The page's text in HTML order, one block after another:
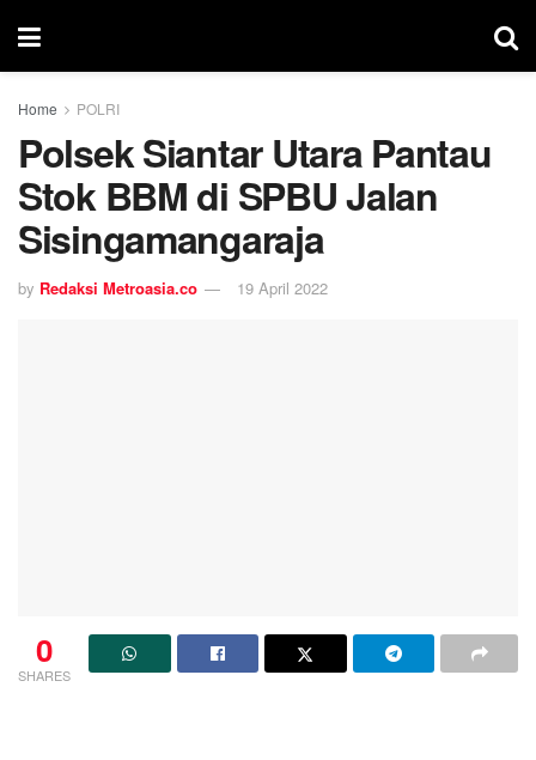
Home POLRI
Polsek Siantar Utara Pantau
Stok BBM di SPBU Jalan
Sisingamangaraja
by Redaksi Metroasia.co 19 April 2022
0
SHARES